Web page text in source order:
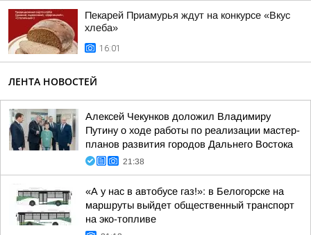
Пекарей Приамурья ждут на конкурсе «Вкус
хлеба»
16:01
ЛЕНТА НОВОСТЕЙ
Алексей Чекунков доложил Владимиру
Путину о ходе работы по реализации мастер-
планов развития городов Дальнего Востока
21:38
«А у нас в автобусе газ!»: в Белогорске на
маршруты выйдет общественный транспорт
на эко-топливе